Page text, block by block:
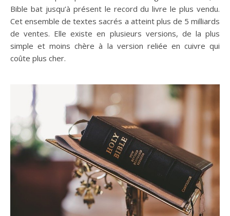
Bible bat jusqu’à présent le record du livre le plus vendu.
Cet ensemble de textes sacrés a atteint plus de 5 milliards
de ventes. Elle existe en plusieurs versions, de la plus
simple et moins chère à la version reliée en cuivre qui
coûte plus cher.